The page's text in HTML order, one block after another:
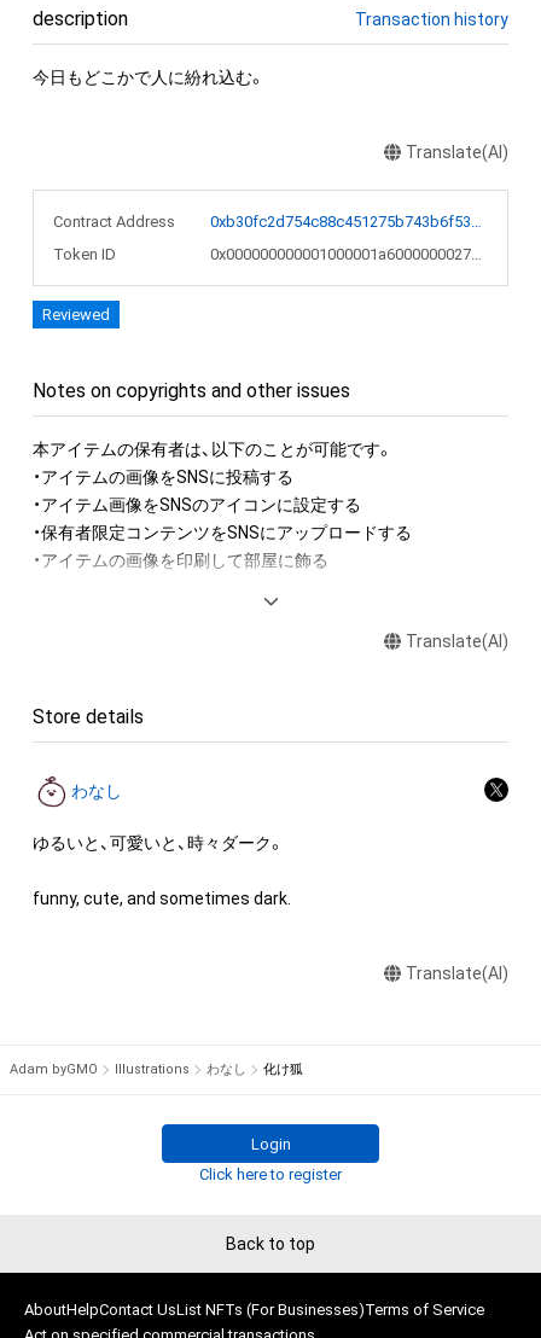
description Transaction history
今日もどこかで人に紛れ込む。
Translate(AI)
Contract Address
0xb30fc2d754c88c451275b743b6f530f19f643683
Token ID
0x000000000001000001a6000000027200
Reviewed
Notes on copyrights and other issues
本アイテムの保有者は、以下のことが可能です。
・アイテムの画像をSNSに投稿する
・アイテム画像をSNSのアイコンに設定する
・保有者限定コンテンツをSNSにアップロードする
・アイテムの画像を印刷して部屋に飾る
ロゴ等を含みますがこれらに限られません。)にかかる知的財産
産権(それらの権利を取得し、又はそれらの権利につき登録等を
出願する権利を含みます。)を意味します。)は、本アイテムの著
作権を有する方、著作隣接権の権利者またはその管理委託を受
を保有していたとしても、本アイテムに関する創作物にかかる
の管理委託を受けている者からの事前の同意なしに、上記の「本
ル、リバースエンジニアリングを含みますが、これに限定されま
に反する利用またはその恐れのある利用など、作成者が不適切
であると判断した場合、利用をお断りさせていただきます。
原因で発生したものであっても、本アイテムの著作権を有する
何らの法的責任も負わないものとします。
Translate(AI)
Store details
わなし
ゆるいと、可愛いと、時々ダーク。
funny, cute, and sometimes dark.
Translate(AI)
Adam byGMO Illustrations わなし 化け狐
Login
Click here to register
Back to top
AboutHelpContact UsList NFTs (For Businesses)Terms of Service